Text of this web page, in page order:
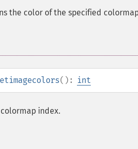
the color of the specified
(): int
index.